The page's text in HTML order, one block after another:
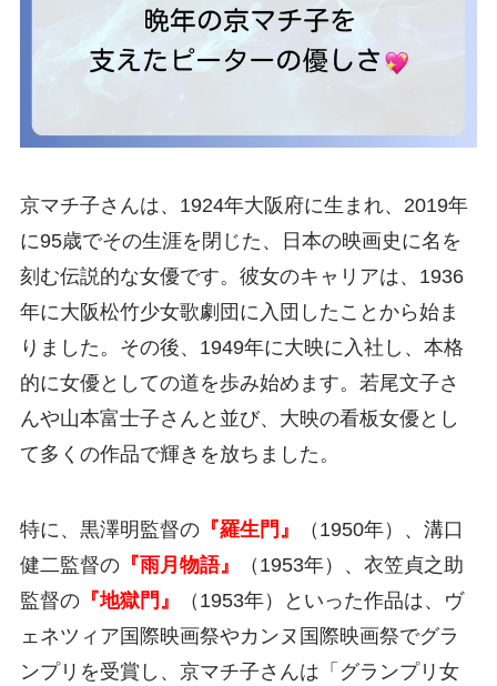
京マチ子さんは、1924年大阪府に生まれ、2019年
に95歳でその生涯を閉じた、日本の映画史に名を
刻む伝説的な女優です。彼女のキャリアは、1936
年に大阪松竹少女歌劇団に入団したことから始ま
りました。その後、1949年に大映に入社し、本格
的に女優としての道を歩み始めます。若尾文子さ
んや山本富士子さんと並び、大映の看板女優とし
て多くの作品で輝きを放ちました。
特に、黒澤明監督の『羅生門』
（1950年）、溝口
健二監督の『雨月物語』
（1953年）、衣笠貞之助
監督の『地獄門』
（1953年）といった作品は、ヴ
ェネツィア国際映画祭やカンヌ国際映画祭でグラ
ンプリを受賞し、京マチ子さんは「グランプリ女